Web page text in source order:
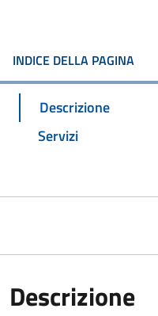
INDICE DELLA PAGINA
Descrizione
Servizi
Descrizione